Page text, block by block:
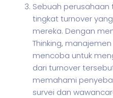
Sebuah
tingkat turnover
mereka. Dengan
Thinking,
mencoba untuk
dari turnover
memahami
survei dan